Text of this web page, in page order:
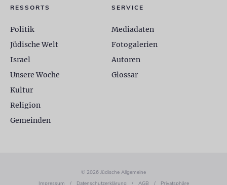
RESSORTS
Politik
Jüdische Welt
Israel
Unsere Woche
Kultur
Religion
Gemeinden
SERVICE
Mediadaten
Fotogalerien
Autoren
Glossar
© 2026 Jüdische Allgemeine